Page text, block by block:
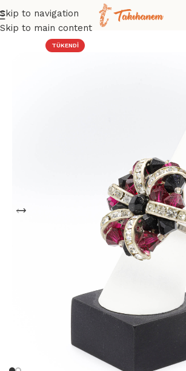
Skip to navigation
Skip to main content
Ana Sayfa/ Mağaza Yüzük
TÜKENDI